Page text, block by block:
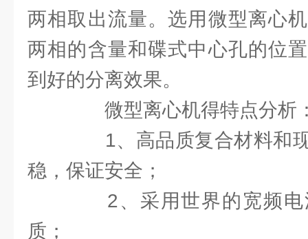
两相取出流量。选用微型离心
两相的含量和碟式中心孔的位
到好的分离效果。
微型离心机得特点分析
1、高品质复合材料和现
稳，保证安全；
2、采用世界的宽频电
质；